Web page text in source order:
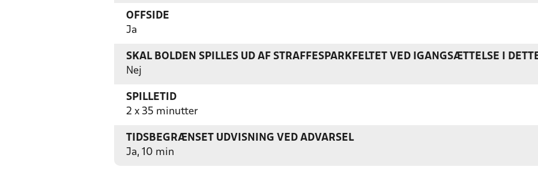
OFFSIDE
Ja
SKAL BOLDEN SPILLES UD AF STRAFFESPARKFELTET VED IGANGSÆTTELSE I
Nej
SPILLETID
2 x 35 minutter
TIDSBEGRÆNSET UDVISNING VED ADVARSEL
Ja, 10 min